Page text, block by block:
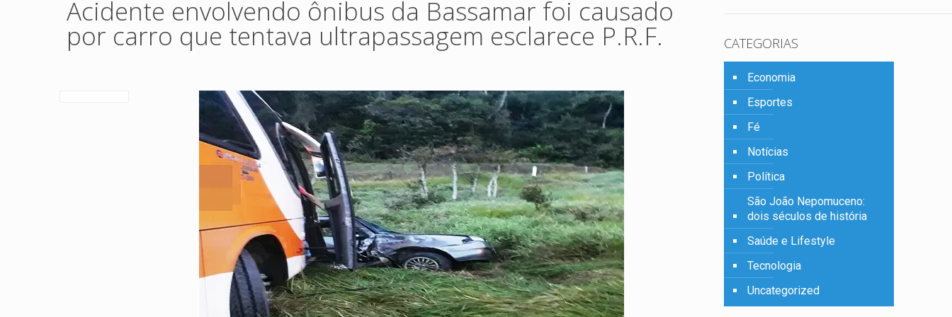
Acidente envolvendo ônibus da Bassamar foi causado
por carro que tentava ultrapassagem esclarece P.R.F. CATEGORIAS
Economia
Esportes
Fé
Notícias
Política
São João Nepomuceno:
dois séculos de história
Saúde e Lifestyle
Tecnologia
Uncategorized